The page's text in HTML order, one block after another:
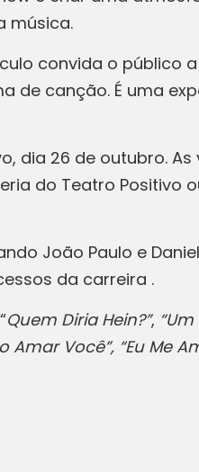
música.
convida o público
de canção. É uma
dia 26 de outubro.
do Teatro Positivo
João Paulo e
da carreira .
Quem Diria Hein?”,
Amar Você”, “Eu Me